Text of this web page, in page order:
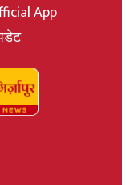
App